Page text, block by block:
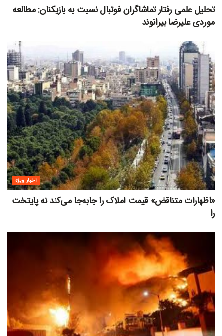
تحلیل علمی رفتار تماشاگران فوتبال نسبت به بازیکنان: مطالعه
موردی علیرضا بیرانوند
اخبار ویژه
«اظهارات متناقض» قیمت‌ املاک را جابه‌جا می‌کند نه پایتخت
را